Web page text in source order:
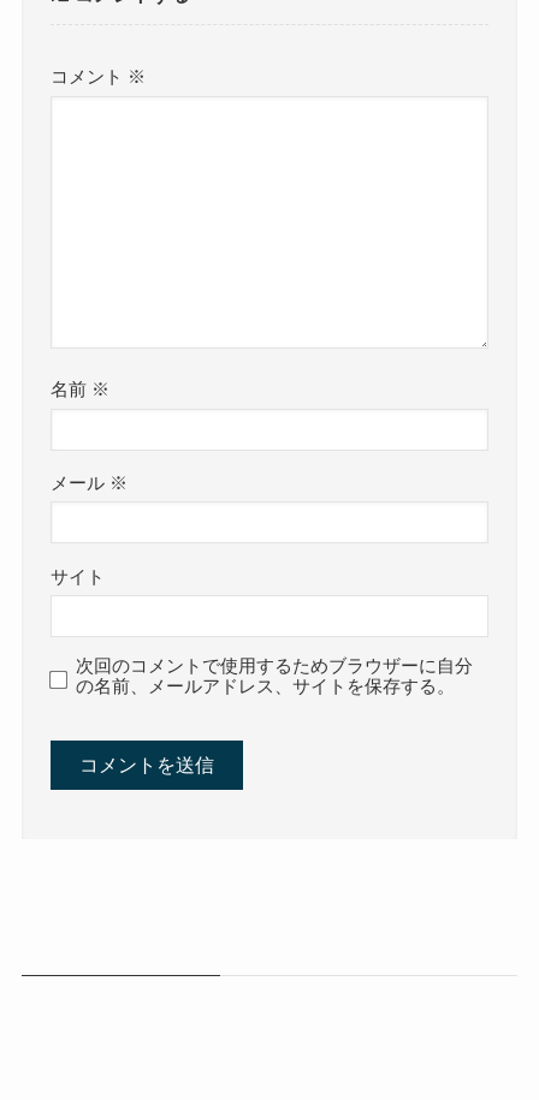
コメント ※
名前 ※
メール ※
サイト
次回のコメントで使用するためブラウザーに自分
の名前、メールアドレス、サイトを保存する。